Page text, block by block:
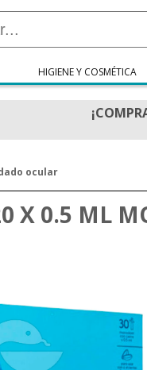
HIGIENE Y COSMÉTICA
ocular
X 0.5 ML